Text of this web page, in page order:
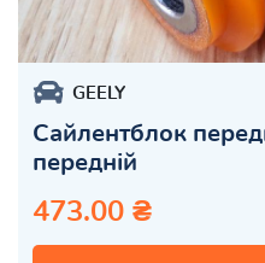
GEELY
Сайлентблок
передній
473.00 ₴